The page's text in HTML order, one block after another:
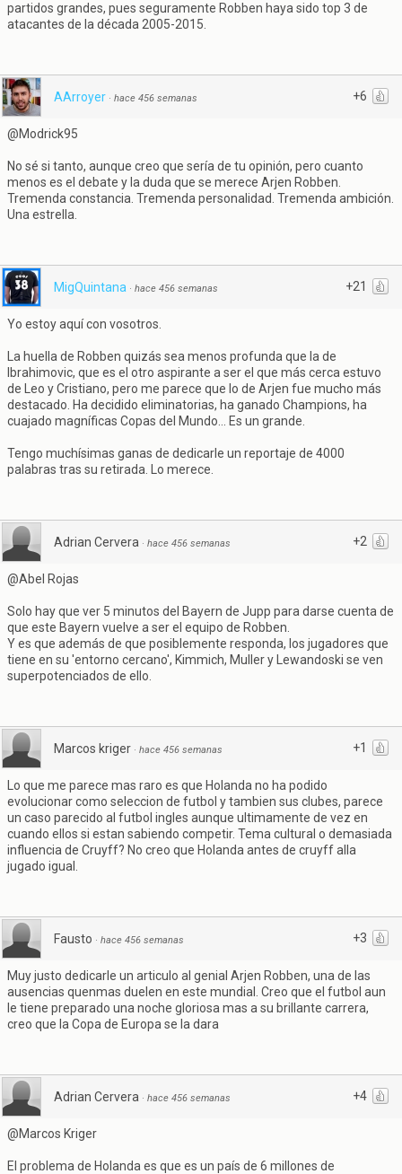
partidos grandes, pues seguramente Robben haya sido top 3 de
atacantes de la década 2005-2015.
+6
AArroyer · hace 456 semanas
@Modrick95
No sé si tanto, aunque creo que sería de tu opinión, pero cuanto
menos es el debate y la duda que se merece Arjen Robben.
Tremenda constancia. Tremenda personalidad. Tremenda ambición.
Una estrella.
+21
MigQuintana · hace 456 semanas
Yo estoy aquí con vosotros.
La huella de Robben quizás sea menos profunda que la de
Ibrahimovic, que es el otro aspirante a ser el que más cerca estuvo
de Leo y Cristiano, pero me parece que lo de Arjen fue mucho más
destacado. Ha decidido eliminatorias, ha ganado Champions, ha
cuajado magníficas Copas del Mundo... Es un grande.
Tengo muchísimas ganas de dedicarle un reportaje de 4000
palabras tras su retirada. Lo merece.
+2
Adrian Cervera · hace 456 semanas
@Abel Rojas
Solo hay que ver 5 minutos del Bayern de Jupp para darse cuenta de
que este Bayern vuelve a ser el equipo de Robben.
Y es que además de que posiblemente responda, los jugadores que
tiene en su 'entorno cercano', Kimmich, Muller y Lewandoski se ven
superpotenciados de ello.
+1
Marcos kriger · hace 456 semanas
Lo que me parece mas raro es que Holanda no ha podido
evolucionar como seleccion de futbol y tambien sus clubes, parece
un caso parecido al futbol ingles aunque ultimamente de vez en
cuando ellos si estan sabiendo competir. Tema cultural o demasiada
influencia de Cruyff? No creo que Holanda antes de cruyff alla
jugado igual.
+3
Fausto · hace 456 semanas
Muy justo dedicarle un articulo al genial Arjen Robben, una de las
ausencias quenmas duelen en este mundial. Creo que el futbol aun
le tiene preparado una noche gloriosa mas a su brillante carrera,
creo que la Copa de Europa se la dara
+4
Adrian Cervera · hace 456 semanas
@Marcos Kriger
El problema de Holanda es que es un país de 6 millones de